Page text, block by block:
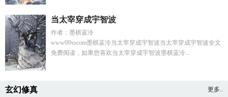
当太宰穿成宇智波
作者：墨棋蓝泠
www09xscom墨棋蓝泠当太宰穿成宇智波当太宰穿成宇智波全文
免费阅读，如果您喜欢当太宰穿成宇智波墨棋蓝泠...
玄幻修真 更多..